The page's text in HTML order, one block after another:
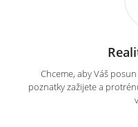
Chceme, aby Váš
poznatky zažijete a